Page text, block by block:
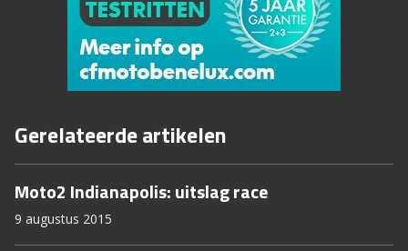
Gerelateerde artikelen
Moto2 Indianapolis: uitslag race
9 augustus 2015